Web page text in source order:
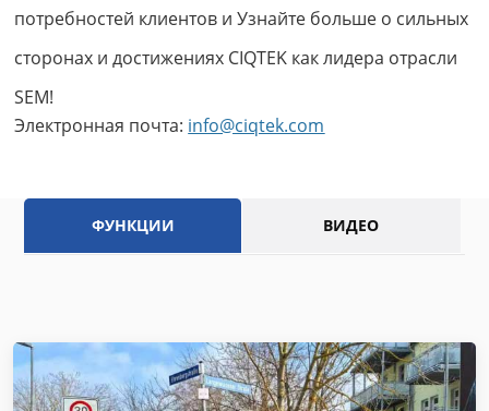
потребностей клиентов иУзнайте больше о сильных
сторонах и достижениях CIQTEK как лидера отрасли
SEM!
Электронная почта: info@ciqtek.com
ФУНКЦИИ ВИДЕО